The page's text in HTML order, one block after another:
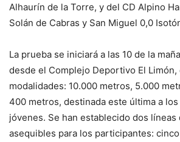
Alhaurín de la Torre, y del CD Alpino
Solán de Cabras y San Miguel 0,0
La prueba se iniciará a las 10 de la
desde el Complejo Deportivo El Limón,
modalidades: 10.000 metros, 5.000
400 metros, destinada este última a los
jóvenes. Se han establecido dos
asequibles para los participantes: